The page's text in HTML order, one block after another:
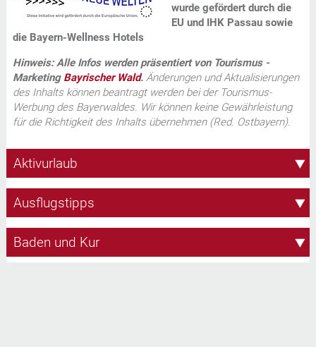
wurde gefördert durch die
EU und IHK Passau sowie
die Bayern-Wellness Hotels
Hinweis: Alle Infos werden präsentiert von Tourismus -
Marketing Bayrischer Wald.Änderungen und Aktualisierungen
des Inhalts können beantragt werden bei der Tourismus-
Werbung des Bayerwaldes. Wir können keine Gewährleistung
für die Richtigkeit des Inhalts übernehmen (Red. Ostbayern).
Aktivurlaub
Ausflugstipps
Baden und Kur